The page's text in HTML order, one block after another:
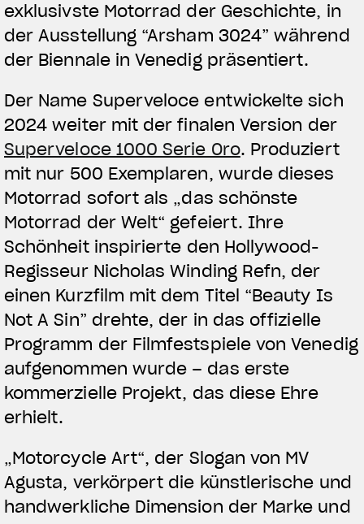
exklusivste Motorrad der Geschichte, in
der Ausstellung “Arsham 3024” während
der Biennale in Venedig präsentiert.
Der Name Superveloce entwickelte sich
2024 weiter mit der finalen Version der
Superveloce 1000 Serie Oro. Produziert
mit nur 500 Exemplaren, wurde dieses
Motorrad sofort als „das schönste
Motorrad der Welt“ gefeiert. Ihre
Schönheit inspirierte den Hollywood-
Regisseur Nicholas Winding Refn, der
einen Kurzfilm mit dem Titel “Beauty Is
Not A Sin” drehte, der in das offizielle
Programm der Filmfestspiele von Venedig
aufgenommen wurde – das erste
kommerzielle Projekt, das diese Ehre
erhielt.
„Motorcycle Art“, der Slogan von MV
Agusta, verkörpert die künstlerische und
handwerkliche Dimension der Marke und